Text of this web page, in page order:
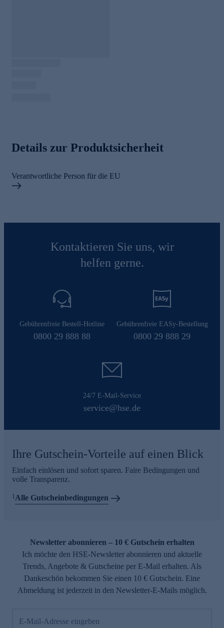
Details zur Produktsicherheit
Verantwortliche Person für die EU
Kontaktieren Sie uns, wir
helfen gerne.
Gebührenfreie Bestell-Hotline
0800 29 888 88
Gebührenfreie EASy-Bestellung
0800 29 888 29
24/7 E-Mail-Service
service@hse.de
Ihre Gutschein-Vorteile auf einen Blick
Einfach einlösen und sofort sparen. Faire Bedingungen und
volle Transparenz.
1 Alle Gutscheinbedingungen
Newsletter abonnieren – 10 € Gutschein erhalten
Ich möchte den HSE-Newsletter abonnieren und aktuelle
Trends, Angebote & Gutscheine per E-Mail erhalten. Als
Dankeschön bekommen Sie einen 10 € Gutschein. Eine
Abmeldung ist jederzeit in den Newsletter-E-Mails möglich.
E-Mail-Adresse eingeben